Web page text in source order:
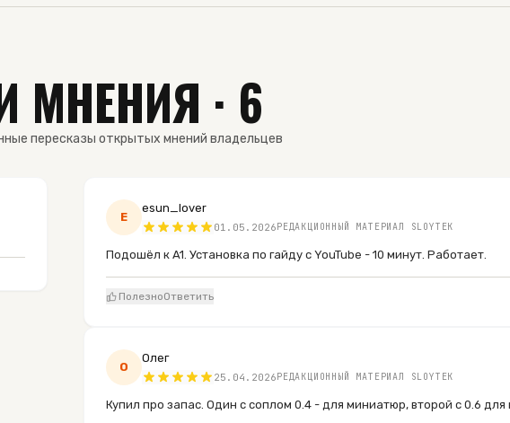
· 6
пересказы открытых мнений владельцев
E
esun_lover
01.05.2026РЕДАКЦИОННЫЙ МАТЕРИАЛ SLOYTEK
Подошёл к A1. Установка по гайду с YouTube - 10 минут. Работает.
ПолезноОтветить
О
Олег
25.04.2026РЕДАКЦИОННЫЙ МАТЕРИАЛ SLOYTEK
Купил про запас. Один с соплом 0.4 - для миниатюр, второй с 0.6